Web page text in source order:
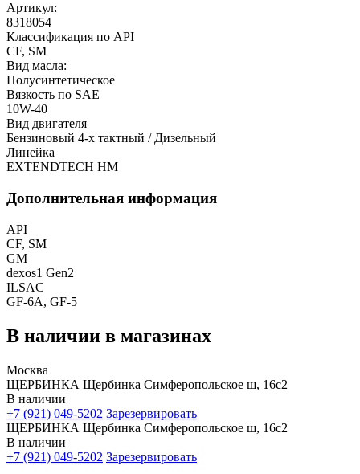
Артикул:
8318054
Классификация по API
CF, SM
Вид масла:
Полусинтетическое
Вязкость по SAE
10W-40
Вид двигателя
Бензиновый 4-х тактный / Дизельный
Линейка
EXTENDTECH HM
Дополнительная информация
API
CF, SM
GM
dexos1 Gen2
ILSAC
GF-6A, GF-5
В наличии в магазинах
Москва
ЩЕРБИНКА Щербинка Симферопольское ш, 16с2
В наличии
+7 (921) 049-5202 Зарезервировать
ЩЕРБИНКА Щербинка Симферопольское ш, 16с2
В наличии
+7 (921) 049-5202 Зарезервировать